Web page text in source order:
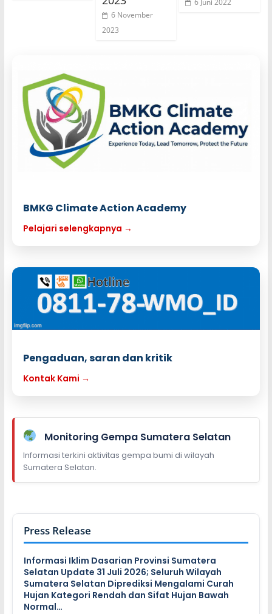
6 November
2023
BMKG Climate Action Academy
Pelajari selengkapnya →
Pengaduan, saran dan kritik
Kontak Kami →
Monitoring Gempa Sumatera Selatan
Informasi terkini aktivitas gempa bumi di wilayah
Sumatera Selatan.
Press Release
Informasi Iklim Dasarian Provinsi Sumatera
Selatan Update 31 Juli 2026; Seluruh Wilayah
Sumatera Selatan Diprediksi Mengalami Curah
Hujan Kategori Rendah dan Sifat Hujan Bawah
Normal…